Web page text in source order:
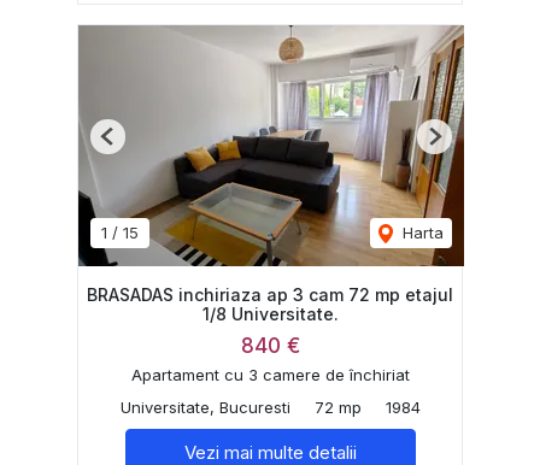
1 / 15 Harta
Previous Next
BRASADAS inchiriaza ap 3 cam 72 mp etajul
1/8 Universitate.
840 €
Apartament cu 3 camere de închiriat
Universitate, Bucuresti
72 mp 1984
Vezi mai multe detalii